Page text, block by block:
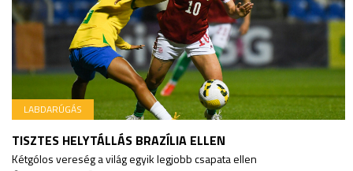
LABDARÚGÁS
TISZTES HELYTÁLLÁS BRAZÍLIA ELLEN
Kétgólos vereség a világ egyik legjobb csapata ellen